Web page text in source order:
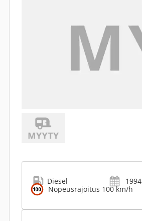
Diesel 1994
Nopeusrajoitus 100 km/h